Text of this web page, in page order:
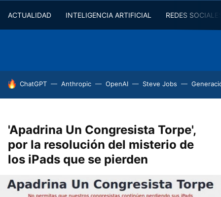
ACTUALIDAD INTELIGENCIA ARTIFICIAL REDES
HOY SE HABLA DE
ChatGPT Anthropic OpenAI Steve Jobs
'Apadrina Un Congresista Torpe',
por la resolución del misterio de
los iPads que se pierden